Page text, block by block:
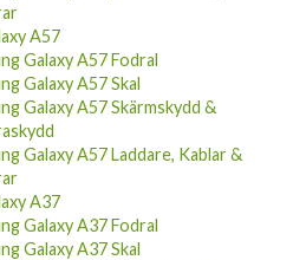
A57
Galaxy A57 Fodral
Galaxy A57 Skal
Galaxy A57 Skärmskydd &
Galaxy A57 Laddare, Kablar &
A37
Galaxy A37 Fodral
Galaxy A37 Skal
Galaxy A37 Skärmskydd &